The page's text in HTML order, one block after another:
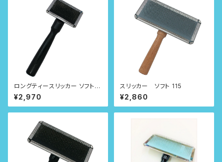
ロングティースリッカー ソフト 6
0
¥2,970
スリッカー ソフト 115
¥2,860